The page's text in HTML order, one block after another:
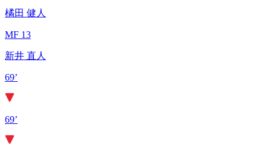
橘田 健人
MF 13
新井 直人
69’
69’